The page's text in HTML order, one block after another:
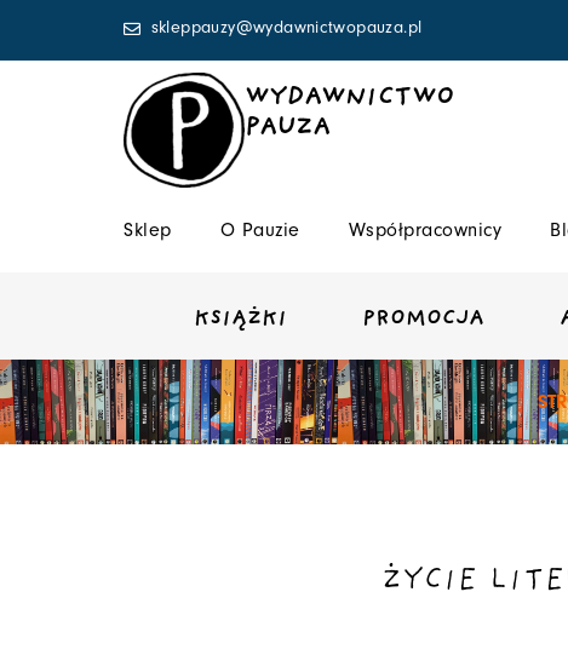
skleppauzy@wydawnictwopauza.pl
WYDAWNICTWO
PAUZA
Sklep O Pauzie Współpracownicy
KSIĄŻKI PROMOCJA
ŻYCIE